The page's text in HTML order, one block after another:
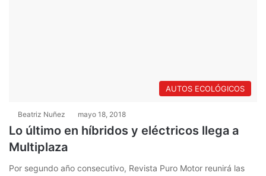
AUTOS ECOLÓGICOS
Beatriz Nuñez mayo 18, 2018
Lo último en híbridos y eléctricos llega a
Multiplaza
Por segundo año consecutivo, Revista Puro Motor reunirá las